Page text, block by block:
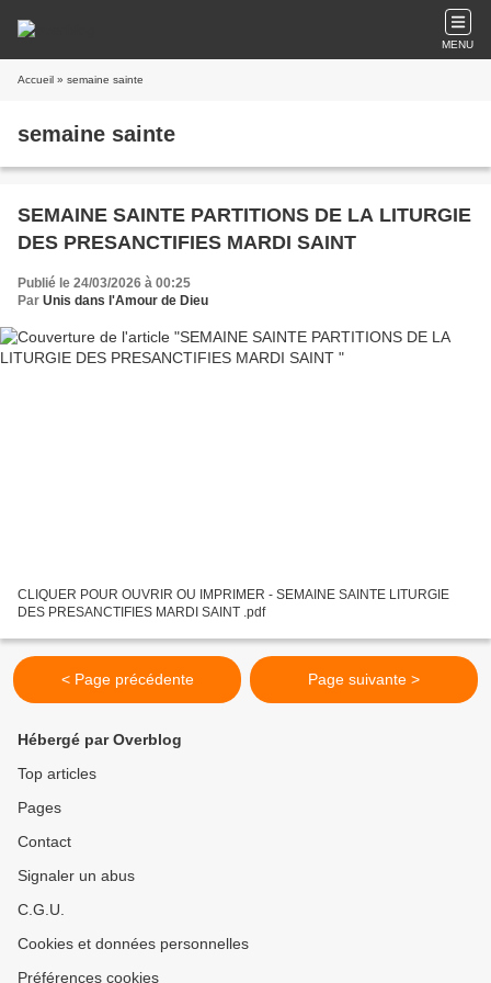
MENU
Accueil » semaine sainte
semaine sainte
SEMAINE SAINTE PARTITIONS DE LA LITURGIE
DES PRESANCTIFIES MARDI SAINT
Publié le 24/03/2026 à 00:25
Par Unis dans l'Amour de Dieu
CLIQUER POUR OUVRIR OU IMPRIMER - SEMAINE SAINTE LITURGIE
DES PRESANCTIFIES MARDI SAINT .pdf
< Page précédente Page suivante >
Hébergé par Overblog
Top articles
Pages
Contact
Signaler un abus
C.G.U.
Cookies et données personnelles
Préférences cookies